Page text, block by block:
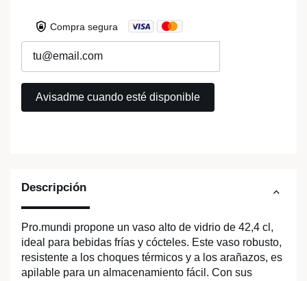
Descripción
Pro.mundi propone un vaso alto de vidrio de 42,4 cl,
ideal para bebidas frías y cócteles. Este vaso robusto,
resistente a los choques térmicos y a los arañazos, es
apilable para un almacenamiento fácil. Con sus
Compra segura